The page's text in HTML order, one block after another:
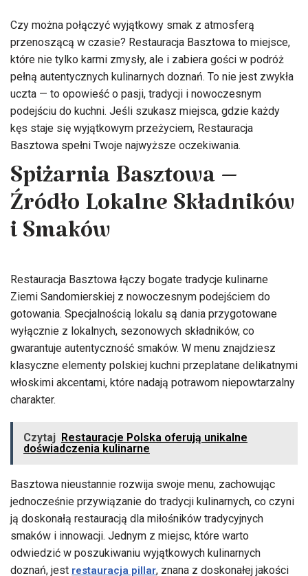
Czy można połączyć wyjątkowy smak z atmosferą
przenoszącą w czasie? Restauracja Basztowa to miejsce,
które nie tylko karmi zmysły, ale i zabiera gości w podróż
pełną autentycznych kulinarnych doznań. To nie jest zwykła
uczta — to opowieść o pasji, tradycji i nowoczesnym
podejściu do kuchni. Jeśli szukasz miejsca, gdzie każdy
kęs staje się wyjątkowym przeżyciem, Restauracja
Basztowa spełni Twoje najwyższe oczekiwania.
Spiżarnia Basztowa –
Źródło Lokalne Składników
i Smaków
Restauracja Basztowa łączy bogate tradycje kulinarne
Ziemi Sandomierskiej z nowoczesnym podejściem do
gotowania. Specjalnością lokalu są dania przygotowane
wyłącznie z lokalnych, sezonowych składników, co
gwarantuje autentyczność smaków. W menu znajdziesz
klasyczne elementy polskiej kuchni przeplatane delikatnymi
włoskimi akcentami, które nadają potrawom niepowtarzalny
charakter.
Czytaj Restauracje Polska oferują unikalne
doświadczenia kulinarne
Basztowa nieustannie rozwija swoje menu, zachowując
jednocześnie przywiązanie do tradycji kulinarnych, co czyni
ją doskonałą restauracją dla miłośników tradycyjnych
smaków i innowacji. Jednym z miejsc, które warto
odwiedzić w poszukiwaniu wyjątkowych kulinarnych
doznań, jest restauracja pillar, znana z doskonałej jakości